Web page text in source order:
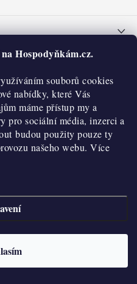
Hospodyňkám.cz.
souborů cookies
nabídky, které Vás
máme přístup my a
pro sociální média, inzerci a
budou použity pouze ty
našeho webu. Více
Shoptet